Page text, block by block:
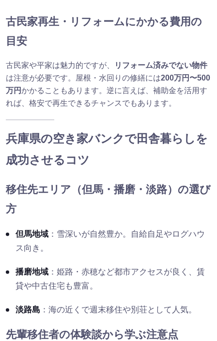
古民家再生・リフォームにかかる費用の
目安
古民家や平家は魅力的ですが、
リフォーム済みでない物件
は注意が必要です。屋根・水回りの修繕には200万円〜500
万円かかることもあります。逆に言えば、補助金を活用す
れば、格安で再生できるチャンスでもあります。
兵庫県の空き家バンクで田舎暮らしを
成功させるコツ
移住先エリア（但馬・播磨・淡路）の選び
方
但馬地域 ：雪深いが自然豊か。自給自足やログハウ
ス向き。
播磨地域 ：姫路・赤穂など都市アクセスが良く、賃
貸や中古住宅も豊富。
淡路島 ：海の近くで週末移住や別荘として人気。
先輩移住者の体験談から学ぶ注意点